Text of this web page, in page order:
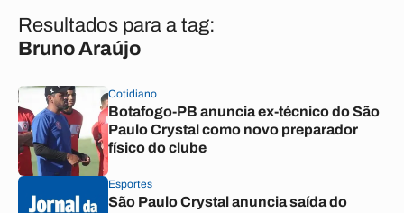
Resultados para a tag:
Bruno Araújo
Cotidiano
Botafogo-PB anuncia ex-técnico do São
Paulo Crystal como novo preparador
físico do clube
Esportes
São Paulo Crystal anuncia saída do